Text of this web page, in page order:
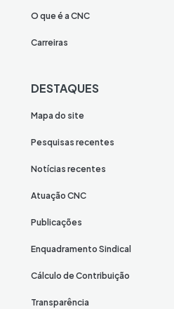
O que é a CNC
Carreiras
DESTAQUES
Mapa do site
Pesquisas recentes
Notícias recentes
Atuação CNC
Publicações
Enquadramento Sindical
Cálculo de Contribuição
Transparência